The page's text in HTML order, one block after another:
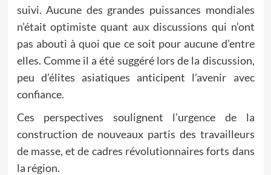
suivi. Aucune des grandes puissances mondiales
n’était optimiste quant aux discussions qui n’ont
pas abouti à quoi que ce soit pour aucune d’entre
elles. Comme il a été suggéré lors de la discussion,
peu d’élites asiatiques anticipent l’avenir avec
confiance.
Ces perspectives soulignent l’urgence de la
construction de nouveaux partis des travailleurs
de masse, et de cadres révolutionnaires forts dans
la région.